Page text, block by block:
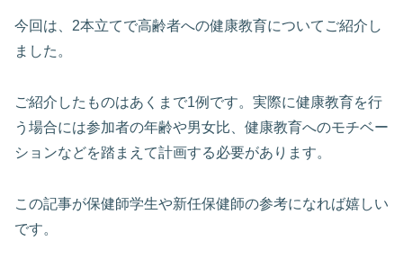
今回は、2本立てで高齢者への健康教育についてご紹介し
ました。
ご紹介したものはあくまで1例です。実際に健康教育を行
う場合には参加者の年齢や男女比、健康教育へのモチベー
ションなどを踏まえて計画する必要があります。
この記事が保健師学生や新任保健師の参考になれば嬉しい
です。